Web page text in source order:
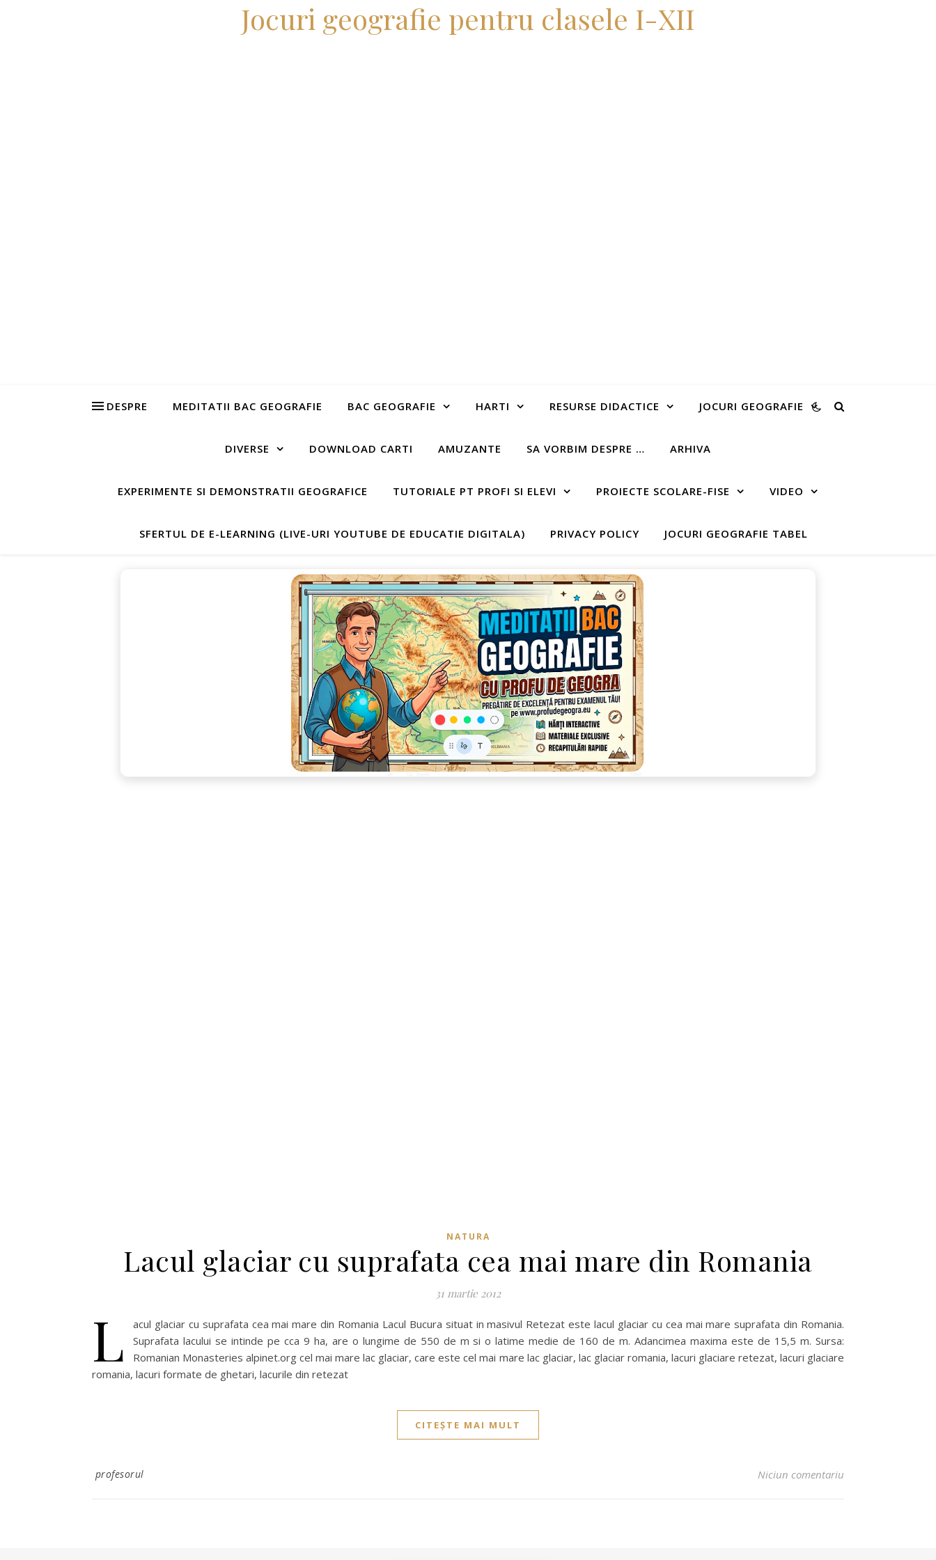
Jocuri geografie pentru clasele I-XII
DESPRE MEDITATII BAC GEOGRAFIE BAC GEOGRAFIE HARTI RESURSE DIDACTICE JOCURI GEOGRAFIE
DIVERSE DOWNLOAD CARTI AMUZANTE SA VORBIM DESPRE … ARHIVA
EXPERIMENTE SI DEMONSTRATII GEOGRAFICE TUTORIALE PT PROFI SI ELEVI PROIECTE SCOLARE-FISE VIDEO
SFERTUL DE E-LEARNING (LIVE-URI YOUTUBE DE EDUCATIE DIGITALA) PRIVACY POLICY JOCURI GEOGRAFIE TABEL
NATURA
Lacul glaciar cu suprafata cea mai mare din Romania
31 martie 2012
L
acul glaciar cu suprafata cea mai mare din Romania Lacul Bucura situat in masivul Retezat este lacul glaciar cu cea mai mare suprafata din Romania.
Suprafata lacului se intinde pe cca 9 ha, are o lungime de 550 de m si o latime medie de 160 de m. Adancimea maxima este de 15,5 m. Sursa:
Romanian Monasteries alpinet.org cel mai mare lac glaciar, care este cel mai mare lac glaciar, lac glaciar romania, lacuri glaciare retezat, lacuri glaciare
romania, lacuri formate de ghetari, lacurile din retezat
CITEȘTE MAI MULT
profesorul Niciun comentariu